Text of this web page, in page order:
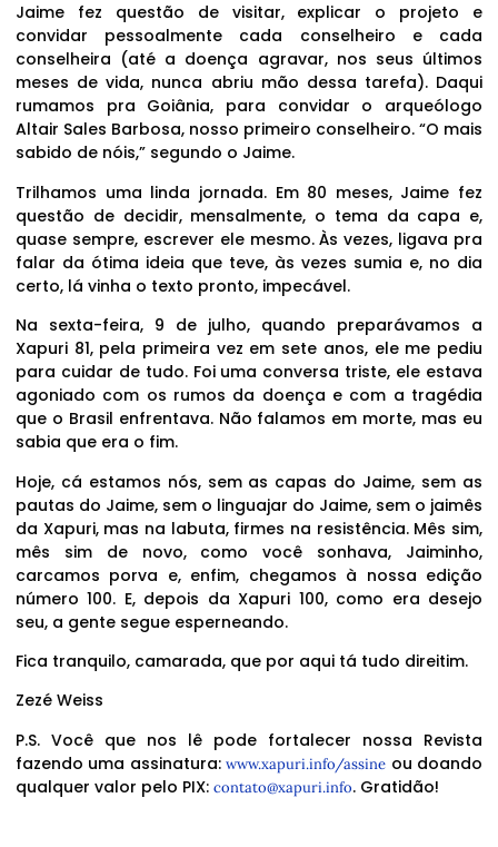
Jaime fez questão de visitar, explicar o projeto e
convidar pessoalmente cada conselheiro e cada
conselheira (até a doença agravar, nos seus últimos
meses de vida, nunca abriu mão dessa tarefa). Daqui
rumamos pra Goiânia, para convidar o arqueólogo
Altair Sales Barbosa, nosso primeiro conselheiro. “O mais
sabido de nóis,” segundo o Jaime.
Trilhamos uma linda jornada. Em 80 meses, Jaime fez
questão de decidir, mensalmente, o tema da capa e,
quase sempre, escrever ele mesmo. Às vezes, ligava pra
falar da ótima ideia que teve, às vezes sumia e, no dia
certo, lá vinha o texto pronto, impecável.
Na sexta-feira, 9 de julho, quando preparávamos a
Xapuri 81, pela primeira vez em sete anos, ele me pediu
para cuidar de tudo. Foi uma conversa triste, ele estava
agoniado com os rumos da doença e com a tragédia
que o Brasil enfrentava. Não falamos em morte, mas eu
sabia que era o fim.
Hoje, cá estamos nós, sem as capas do Jaime, sem as
pautas do Jaime, sem o linguajar do Jaime, sem o jaimês
da Xapuri, mas na labuta, firmes na resistência. Mês sim,
mês sim de novo, como você sonhava, Jaiminho,
carcamos porva e, enfim, chegamos à nossa edição
número 100. E, depois da Xapuri 100, como era desejo
seu, a gente segue esperneando.
Fica tranquilo, camarada, que por aqui tá tudo direitim.
Zezé Weiss
P.S. Você que nos lê pode fortalecer nossa Revista
fazendo uma assinatura:www.xapuri.info/assine ou doando
qualquer valor pelo PIX: contato@xapuri.info. Gratidão!